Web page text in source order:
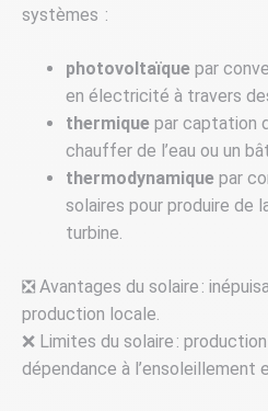
systèmes :
photovoltaïque par
en électricité à travers
thermique par captation
chauffer de l’eau ou un
thermodynamique par
solaires pour produire de
turbine.
❎ Avantages du solaire :
production locale.
❌ Limites du solaire :
dépendance à l’ensoleillement